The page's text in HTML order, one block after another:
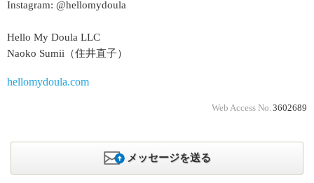
Instagram: @hellomydoula
Hello My Doula LLC
Naoko Sumii（住井直子）
hellomydoula.com
Web Access No. 3602689
メッセージを送る